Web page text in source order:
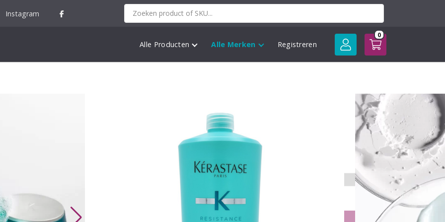
Instagram
Alle Producten Alle Merken Registreren
0
Extentioniste Shampoo
70,05Prijsklasse:
tot
€70,05